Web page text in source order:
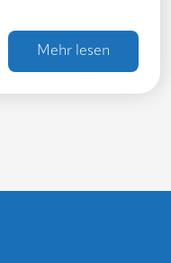
Mehr lesen